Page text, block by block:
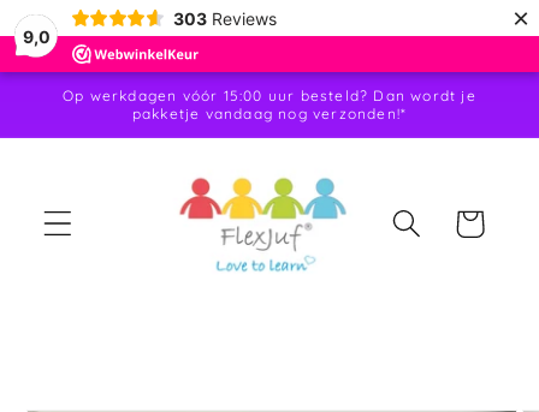
9,0
303 Reviews ×
Meteen
naar de
content
Op werkdagen vóór 15:00 uur besteld? Dan wordt je
pakketje vandaag nog verzonden!*
Winkelwagen